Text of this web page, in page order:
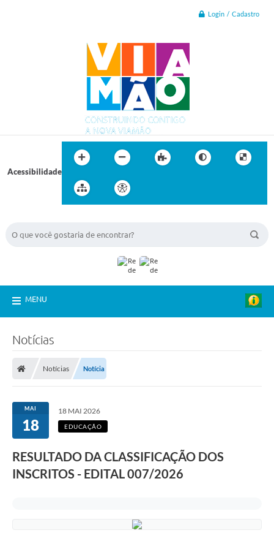
Login / Cadastro
Acessibilidade
MENU
Notícias
Notícias Notícia
MAI
18
18 MAI 2026
EDUCAÇÃO
RESULTADO DA CLASSIFICAÇÃO DOS
INSCRITOS - EDITAL 007/2026